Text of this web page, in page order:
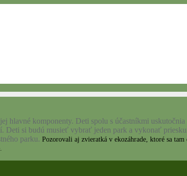
hlavné komponenty. Deti spolu s účastníkmi
Deti si budú musieť vybrať jeden park a vykonať
parku. Pozorovali aj zvieratká v ekozáhrade, ktoré sa